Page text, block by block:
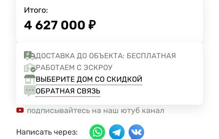
Итого:
4 627 000 ₽
ДОСТАВКА ДО ОБЪЕКТА: БЕСПЛАТНАЯ
РАБОТАЕМ С ЭСКРОУ
ВЫБЕРИТЕ ДОМ СО СКИДКОЙ
ОБРАТНАЯ СВЯЗЬ
подписывайтесь на наш ютуб канал
Написать через: